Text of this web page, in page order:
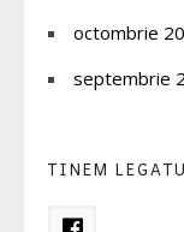
octombrie
septembrie
TINEM